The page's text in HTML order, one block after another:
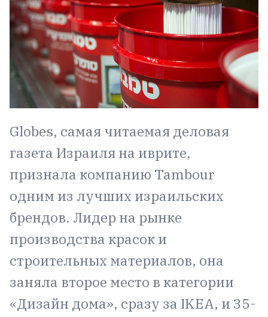
Globes, самая читаемая деловая
газета Израиля на иврите,
признала компанию Tambour
одним из лучших израильских
брендов. Лидер на рынке
производства красок и
строительных материалов, она
заняла второе место в категории
«Дизайн дома», сразу за IKEA, и 35-